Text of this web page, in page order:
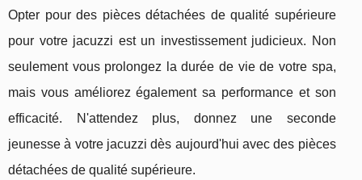
Opter pour des pièces détachées de qualité supérieure
pour votre jacuzzi est un investissement judicieux. Non
seulement vous prolongez la durée de vie de votre spa,
mais vous améliorez également sa performance et son
efficacité. N'attendez plus, donnez une seconde
jeunesse à votre jacuzzi dès aujourd'hui avec des pièces
détachées de qualité supérieure.